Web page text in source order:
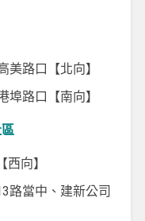
美路口【北向】
埠路口【南向】
向】
路當中、建新公司